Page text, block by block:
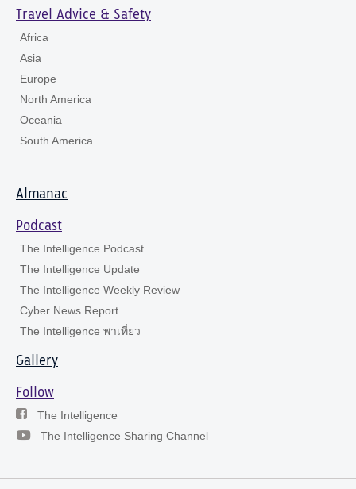
Travel Advice & Safety
Africa
Asia
Europe
North America
Oceania
South America
Almanac
Podcast
The Intelligence Podcast
The Intelligence Update
The Intelligence Weekly Review
Cyber News Report
The Intelligence พาเที่ยว
Gallery
Follow
The Intelligence
The Intelligence Sharing Channel